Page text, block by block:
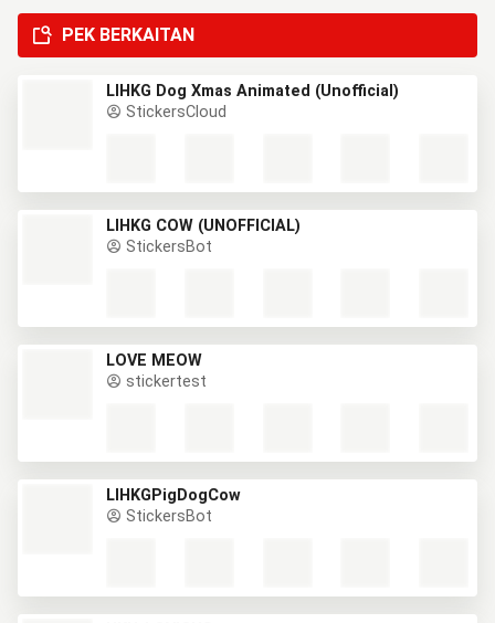
PEK BERKAITAN
LIHKG Dog Xmas Animated (Unofficial)
StickersCloud
LIHKG COW (UNOFFICIAL)
StickersBot
LOVE MEOW
stickertest
LIHKGPigDogCow
StickersBot